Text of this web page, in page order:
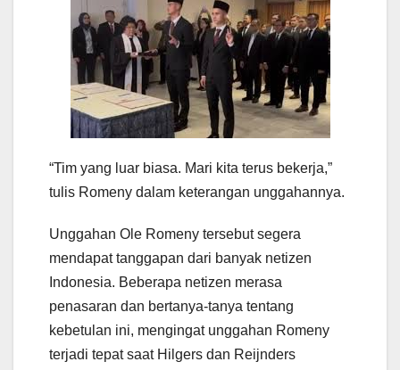
“Tim yang luar biasa. Mari kita terus bekerja,”
tulis Romeny dalam keterangan unggahannya.
Unggahan Ole Romeny tersebut segera
mendapat tanggapan dari banyak netizen
Indonesia. Beberapa netizen merasa
penasaran dan bertanya-tanya tentang
kebetulan ini, mengingat unggahan Romeny
terjadi tepat saat Hilgers dan Reijnders